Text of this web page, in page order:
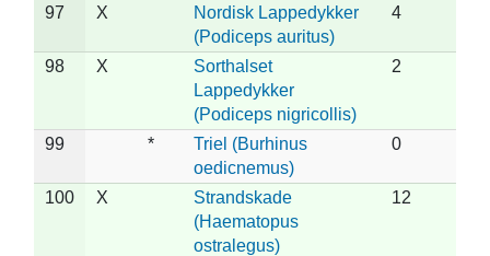
97 X
Nordisk Lappedykker
(Podiceps auritus)
4
98 X
Sorthalset
Lappedykker
(Podiceps nigricollis)
2
99 *
Triel (Burhinus
oedicnemus)
0
100 X
Strandskade
(Haematopus
ostralegus)
12